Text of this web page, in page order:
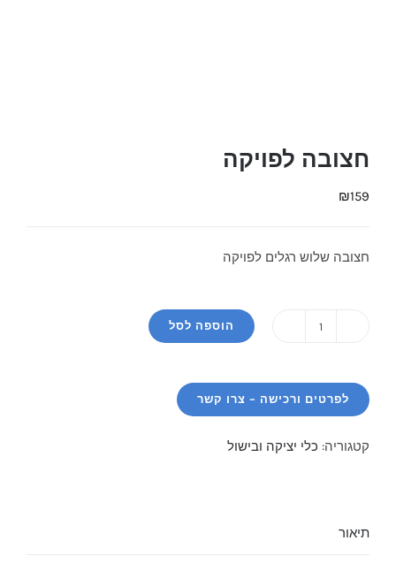
חצובה לפויקה
₪159
חצובה שלוש רגלים לפויקה
חצובה
הוספה לסל
קטגוריה: כלי יציקה ובישול
תיאור